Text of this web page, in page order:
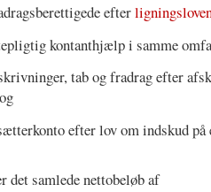
efter
kontanthjælp i samme
tab og fradrag efter
efter lov om indskud
samlede nettobeløb af